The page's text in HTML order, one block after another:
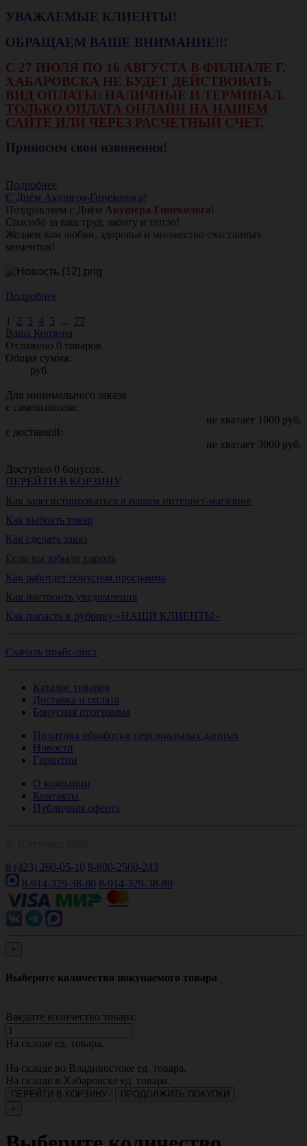
УВАЖАЕМЫЕ КЛИЕНТЫ!
ОБРАЩАЕМ ВАШЕ ВНИМАНИЕ!!!
С 27 ИЮЛЯ ПО 16 АВГУСТА В ФИЛИАЛЕ Г.
ХАБАРОВСКА НЕ БУДЕТ ДЕЙСТВОВАТЬ
ВИД ОПЛАТЫ: НАЛИЧНЫЕ И ТЕРМИНАЛ.
ТОЛЬКО ОПЛАТА ОНЛАЙН НА НАШЕМ
САЙТЕ ИЛИ ЧЕРЕЗ РАСЧЕТНЫЙ СЧЕТ.
Приносим свои извинения!
Подробнее
С Днём Акушера-Гинеколога!
Поздравляем с Днём Акушера-Гинеколога!
Спасибо за ваш труд, заботу и тепло!
Желаем вам любви, здоровья и множество счастливых
моментов!
Подробнее
1 2 3 4 5 ... 77
Ваша Корзина
Отложено 0 товаров
Общая сумма:
руб.
Для минимального заказа
с самовывозом:
не хватает 1000 руб.
с доставкой:
не хватает 3000 руб.
Доступно 0 бонусов.
ПЕРЕЙТИ В КОРЗИНУ
Как зарегистрироваться в нашем интернет-магазине
Как выбрать товар
Как сделать заказ
Если вы забыли пароль
Как работает бонусная программа
Как настроить уведомления
Как попасть в рубрику «НАШИ КЛИЕНТЫ»
Скачать прайс-лист
Каталог товаров
Доставка и оплата
Бонусная программа
Политика обработки персональных данных
Новости
Гарантии
О компании
Контакты
Публичная оферта
8 (423) 260-05-10 8-800-2500-243
8-914-329-38-80 8-914-329-38-80
×
Выберите количество покупаемого товара
Введите количество товара:
На складе ед. товара.
На складе во Владивостоке ед. товара.
На складе в Хабаровске ед. товара.
ПЕРЕЙТИ В КОРЗИНУ
ПРОДОЛЖИТЬ ПОКУПКИ
×